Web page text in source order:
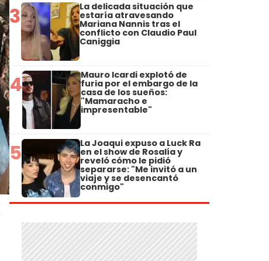
3 La delicada situación que
estaría atravesando
Mariana Nannis tras el
conflicto con Claudio Paul
Caniggia
4 Mauro Icardi explotó de
furia por el embargo de la
casa de los sueños:
"Mamaracho e
impresentable"
5 La Joaqui expuso a Luck Ra
en el show de Rosalía y
reveló cómo le pidió
separarse: "Me invitó a un
viaje y se desencantó
conmigo"